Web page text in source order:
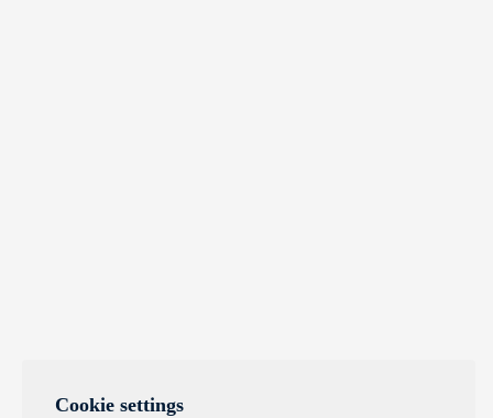
Cookie settings